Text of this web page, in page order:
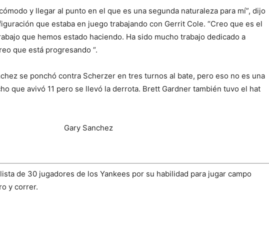
y llegar al punto en el que es una segunda naturaleza para mí”, dijo
que estaba en juego trabajando con Gerrit Cole. “Creo que es el
que hemos estado haciendo. Ha sido mucho trabajo dedicado a
que está progresando “.
se ponchó contra Scherzer en tres turnos al bate, pero eso no es una
que avivó 11 pero se llevó la derrota. Brett Gardner también tuvo el hat
de 30 jugadores de los Yankees por su habilidad para jugar campo
y correr.